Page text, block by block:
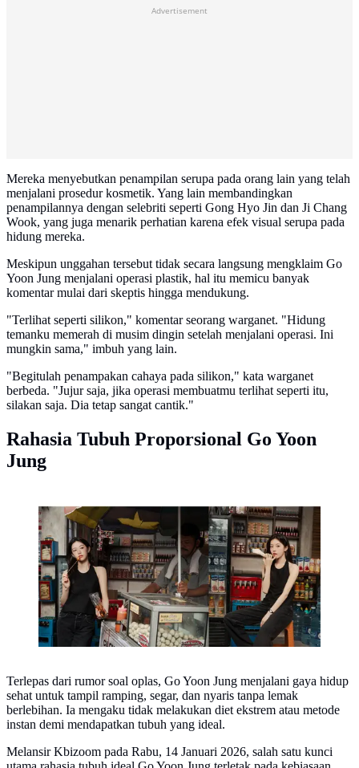
Advertisement
Mereka menyebutkan penampilan serupa pada orang lain yang telah
menjalani prosedur kosmetik. Yang lain membandingkan
penampilannya dengan selebriti seperti Gong Hyo Jin dan Ji Chang
Wook, yang juga menarik perhatian karena efek visual serupa pada
hidung mereka.
Meskipun unggahan tersebut tidak secara langsung mengklaim Go
Yoon Jung menjalani operasi plastik, hal itu memicu banyak
komentar mulai dari skeptis hingga mendukung.
"Terlihat seperti silikon," komentar seorang warganet. "Hidung
temanku memerah di musim dingin setelah menjalani operasi. Ini
mungkin sama," imbuh yang lain.
"Begitulah penampakan cahaya pada silikon," kata warganet
berbeda. "Jujur saja, jika operasi membuatmu terlihat seperti itu,
silakan saja. Dia tetap sangat cantik."
Rahasia Tubuh Proporsional Go Yoon
Jung
Terlepas dari rumor soal oplas, Go Yoon Jung menjalani gaya hidup
sehat untuk tampil ramping, segar, dan nyaris tanpa lemak
berlebihan. Ia mengaku tidak melakukan diet ekstrem atau metode
instan demi mendapatkan tubuh yang ideal.
Melansir Kbizoom pada Rabu, 14 Januari 2026, salah satu kunci